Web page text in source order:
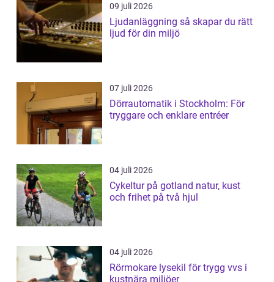
09 juli 2026
Ljudanläggning så skapar du rätt
ljud för din miljö
07 juli 2026
Dörrautomatik i Stockholm: För
tryggare och enklare entréer
04 juli 2026
Cykeltur på gotland natur, kust
och frihet på två hjul
04 juli 2026
Rörmokare lysekil för trygg vvs i
kustnära miljöer